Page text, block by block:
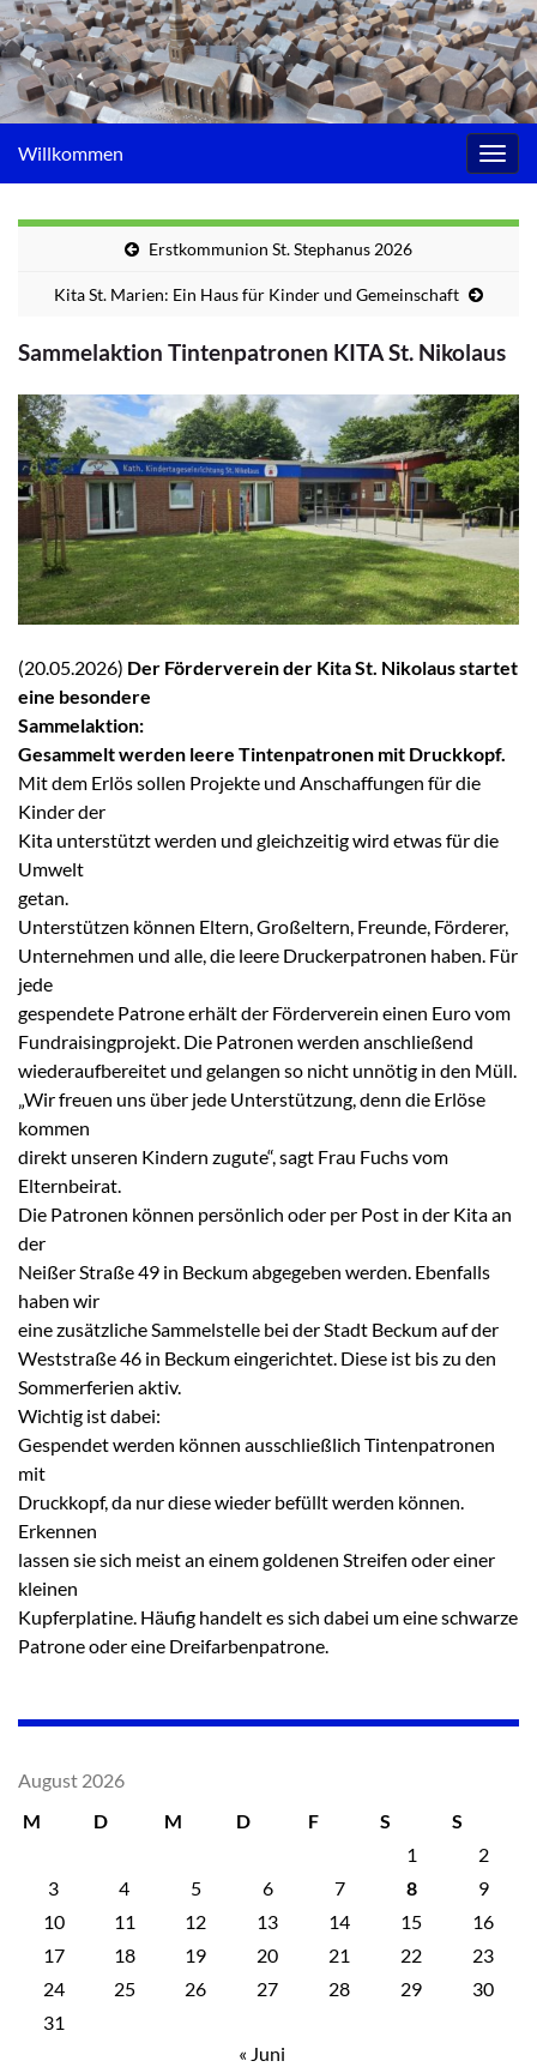
Willkommen
Erstkommunion St. Stephanus 2026
Kita St. Marien: Ein Haus für Kinder und Gemeinschaft
Sammelaktion Tintenpatronen KITA St. Nikolaus
(20.05.2026) Der Förderverein der Kita St. Nikolaus startet
eine besondere
Sammelaktion:
Gesammelt werden leere Tintenpatronen mit Druckkopf.
Mit dem Erlös sollen Projekte und Anschaffungen für die
Kinder der
Kita unterstützt werden und gleichzeitig wird etwas für die
Umwelt
getan.
Unterstützen können Eltern, Großeltern, Freunde, Förderer,
Unternehmen und alle, die leere Druckerpatronen haben. Für
jede
gespendete Patrone erhält der Förderverein einen Euro vom
Fundraisingprojekt. Die Patronen werden anschließend
wiederaufbereitet und gelangen so nicht unnötig in den Müll.
„Wir freuen uns über jede Unterstützung, denn die Erlöse
kommen
direkt unseren Kindern zugute“, sagt Frau Fuchs vom
Elternbeirat.
Die Patronen können persönlich oder per Post in der Kita an
der
Neißer Straße 49 in Beckum abgegeben werden. Ebenfalls
haben wir
eine zusätzliche Sammelstelle bei der Stadt Beckum auf der
Weststraße 46 in Beckum eingerichtet. Diese ist bis zu den
Sommerferien aktiv.
Wichtig ist dabei:
Gespendet werden können ausschließlich Tintenpatronen
mit
Druckkopf, da nur diese wieder befüllt werden können.
Erkennen
lassen sie sich meist an einem goldenen Streifen oder einer
kleinen
Kupferplatine. Häufig handelt es sich dabei um eine schwarze
Patrone oder eine Dreifarbenpatrone.
August 2026
M
D M D F S
S
1
2
3
4 5 6 7 8
9
10
11 12 13 14 15
16
17
18 19 20 21 22
23
24
25 26 27 28 29
30
31
« Juni